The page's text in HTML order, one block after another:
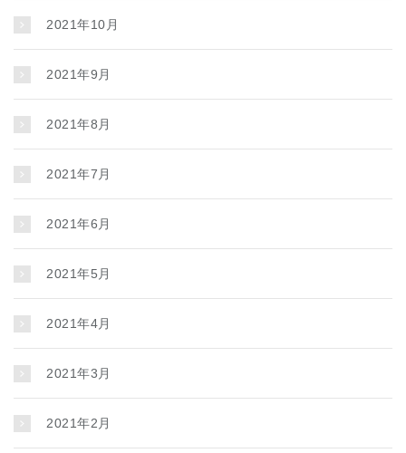
2021年10月
2021年9月
2021年8月
2021年7月
2021年6月
2021年5月
2021年4月
2021年3月
2021年2月